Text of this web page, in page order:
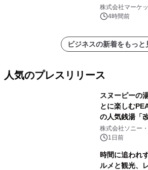
レポートを発表
株式会社マーケ
4時間前
ビジネスの新着をもっと
人気のプレスリリース
スヌーピーの
とに楽しむ
の人気銭湯「
ラボレーショ
ボグッズも発
株式会社ソニー
1日前
時間に追われ
ルメと観光、